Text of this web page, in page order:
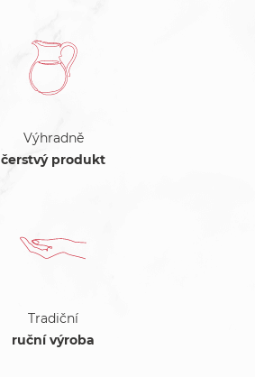
Výhradně
čerstvý produkt
Tradiční
ruční výroba